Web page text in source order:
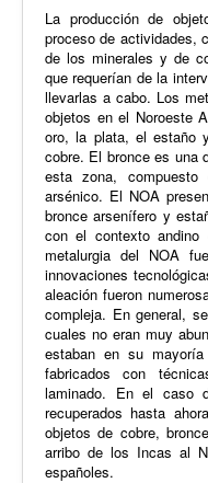
La producción de
proceso de actividades,
de los minerales y de
que requerían de la
llevarlas a cabo. Los
objetos en el Noroeste
oro, la plata, el estaño
cobre. El bronce es una
esta zona,
arsénico. El NOA
bronce arsenífero y
con el contexto andino
metalurgia del NOA
innovaciones
aleación fueron
compleja. En general,
cuales no eran muy
estaban en su
fabricados con
laminado. En el caso
recuperados hasta
objetos de cobre,
arribo de los Incas al
españoles.